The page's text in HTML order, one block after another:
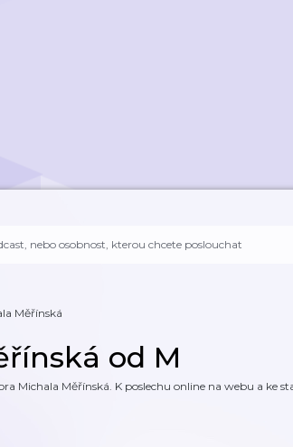
Měřínská
od M
Michala Měřínská. K poslechu online na webu a ke